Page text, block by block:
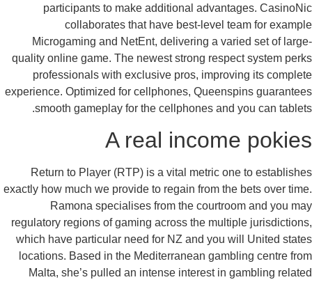
participants to make additional advantages.
collaborates that have best-level team for
Microgaming and NetEnt, delivering a varied set of
quality online game. The newest strong respect system
professionals with exclusive pros, improving its
experience. Optimized for cellphones, Queenspins
smooth gameplay for the cellphones and you can
A real income
Return to Player (RTP) is a vital metric one to
exactly how much we provide to regain from the bets over
Ramona specialises from the courtroom and you
regulatory regions of gaming across the multiple
which have particular need for NZ and you will United
locations. Based in the Mediterranean gambling centre
Malta, she’s pulled an intense interest in gambling